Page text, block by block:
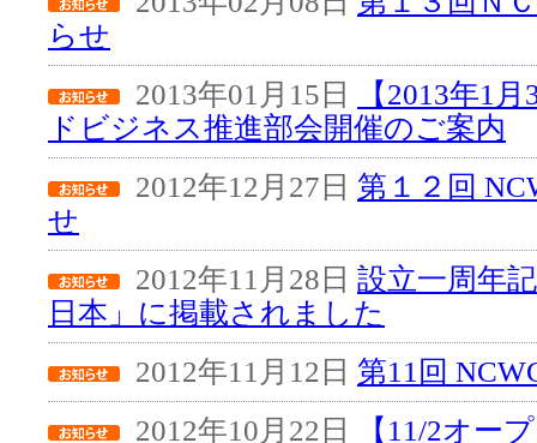
らせ
2013年01月15日
【2013年1
ドビジネス推進部会開催のご案内
2012年12月27日 第１２回
せ
2012年11月28日 設立一周年
日本」に掲載されました
2012年11月12日 第11回
2012年10月22日
【11/2オー